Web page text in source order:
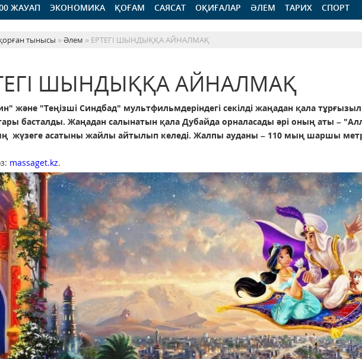
ЖАУАП ЭКОНОМИКА ҚОҒАМ САЯСАТ ОҚИҒАЛАР ӘЛЕМ ТАРИХ СПОРТ
тынысы »Әлем » ЕРТЕГІ ШЫНДЫҚҚА АЙНАЛМАҚ
ШЫНДЫҚҚА АЙНАЛМАҚ
және "Теңізші Синдбад" мультфильмдеріндегі секілді жаңадан қала
басталды. Жаңадан салынатын қала Дубайда орналасады әрі оның аты –
жүзеге асатыны жайлы айтылып келеді. Жалпы ауданы – 110 мың шаршы
massaget.kz.